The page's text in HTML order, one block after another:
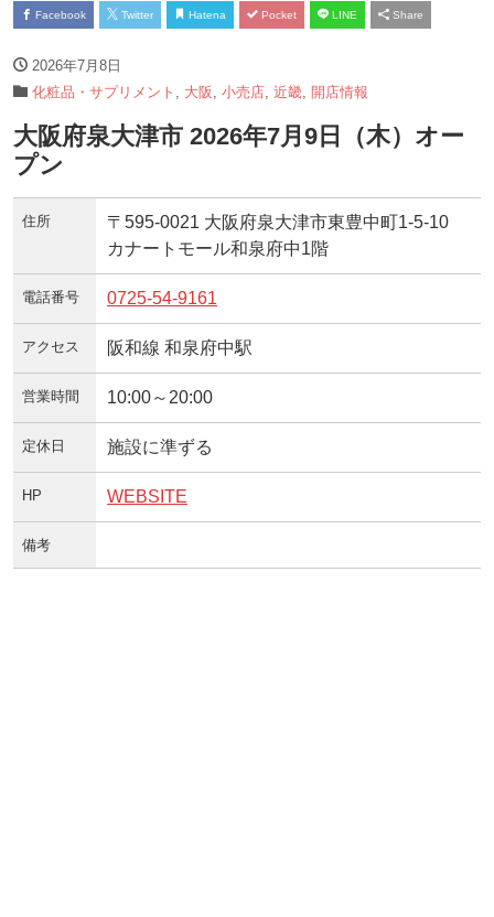
Facebook Twitter Hatena Pocket LINE Share
2026年7月8日
化粧品・サプリメント
大阪 小売店 近畿 開店情報
大阪府泉大津市 2026年7月9日（木）オー
プン
住所
〒595-0021 大阪府泉大津市東豊中町1-5-10
カナートモール和泉府中1階
電話番号 0725-54-9161
アクセス 阪和線 和泉府中駅
営業時間 10:00～20:00
定休日 施設に準ずる
HP WEBSITE
備考